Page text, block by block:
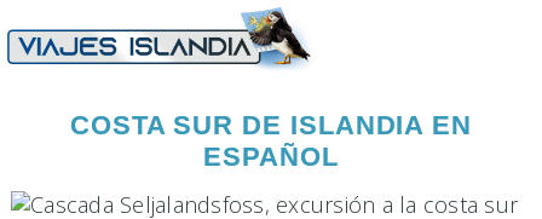
COSTA SUR DE ISLANDIA EN
ESPAÑOL